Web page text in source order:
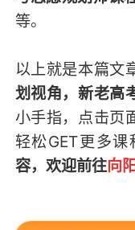
等。
以上就是本篇文
划视角，新老高
小手指，点击页
轻松GET更多课
容，欢迎前往向